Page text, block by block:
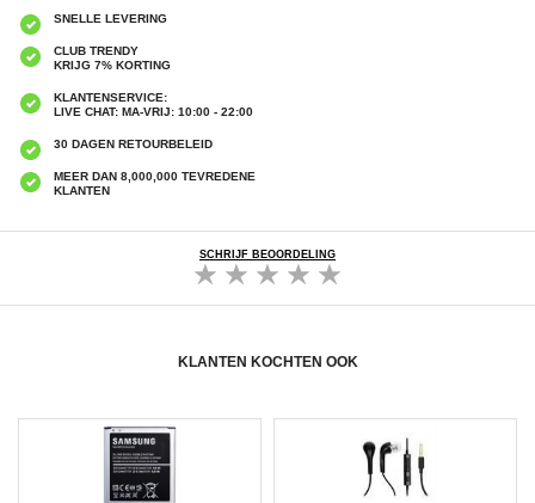
SNELLE LEVERING
CLUB TRENDY
KRIJG 7% KORTING
KLANTENSERVICE:
LIVE CHAT: MA-VRIJ: 10:00 - 22:00
30 DAGEN RETOURBELEID
MEER DAN 8,000,000 TEVREDENE
KLANTEN
SCHRIJF BEOORDELING
KLANTEN KOCHTEN OOK